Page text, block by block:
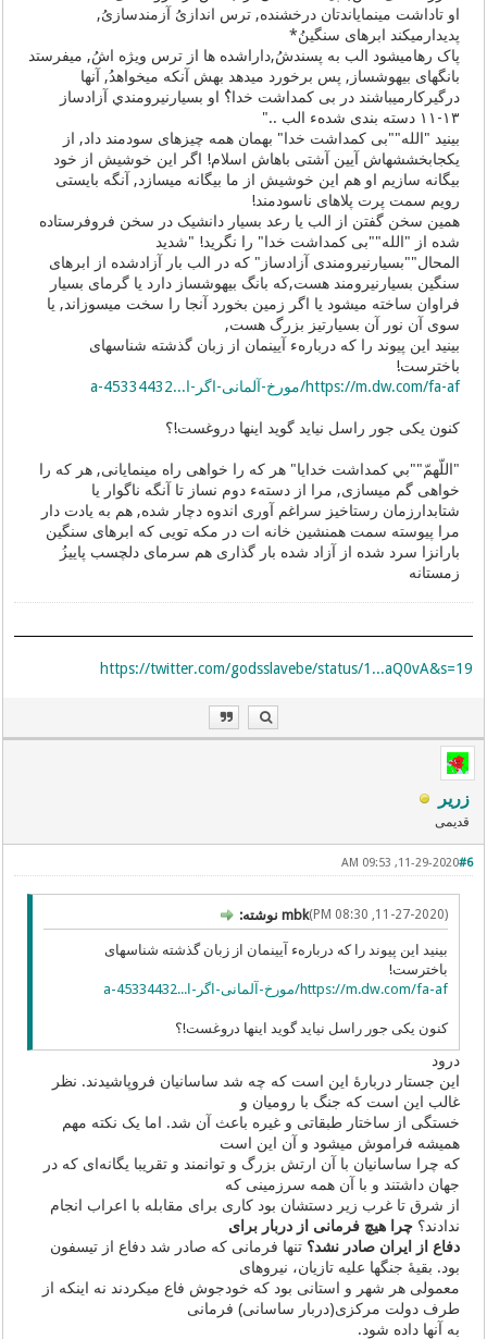
او تاداشت مینمایاندتان درخشنده, ترس اندازیُ آزمندسازیُ,
پدیدارمیکند ابرهای سنگینُ*
پاک رهامیشود الب به پسندشُ,داراشده ها از ترس ویژه اشُ, ميفرستد
بانگهای بیهوشساز, پس برخورد میدهد بهش آنکه میخواهدُ, آنها
درگیرکارمیباشند در بی کمداشت خدا؟ُ او بسيارنيرومندي آزادساز
۱۱-۱۳ دسته بندی شدهء الب .."
بینید "الله""بی کمداشت خدا" بهمان همه چیزهای سودمند داد, از
یکجابخششهاش آیین آشتی باهاش اسلام! اگر این خوشیش از خود
بیگانه سازیم او هم این خوشیش از ما بیگانه میسازد, آنگه بایستی
رویم سمت پرت پلاهای ناسودمند!
همین سخن گفتن از الب یا رعد بسیار دانشیک در سخن فروفرستاده
شده از "الله""بی کمداشت خدا" را نگرید! "شدید
المحال""بسیارنیرومندی آزادساز" که در الب بار آزادشده از ابرهای
سنگین بسیارنیرومند هست,که بانگ بیهوشساز دارد یا گرمای بسیار
فراوان ساخته میشود یا اگر زمین بخورد آنجا را سخت میسوزاند, یا
سوی آن نور آن بسیارتیز بزرگ هست,
بینید این پیوند را که دربارهء آیینمان از زبان گذشته شناسهای
باخترست!
https://m.dw.com/fa-af/مورخ-آلمانی-اگر-ا...a-45334432
کنون یکی جور راسل نیاید گوید اینها دروغست!؟
"اللّهمّ""بي کمداشت خدایا" هر که را خواهی راه مینمایانی, هر که را
خواهی گم میسازی, مرا از دستهء دوم نساز تا آنگه ناگوار یا
شتابدارزمان رستاخیز سراغم آوری اندوه دچار شده, هم به یادت دار
مرا پیوسته سمت همنشین خانه ات در مکه تویی که ابرهای سنگین
بارانزا سرد شده از آزاد شده بار گذاری هم سرمای دلچسب پاییزُ
زمستانه
https://twitter.com/godsslavebe/status/1...aQ0vA&s=19
زریر
قدیمی
#6
11-29-2020, 09:53 AM
(11-27-2020, 08:30 PM) mbk نوشته:
بینید این پیوند را که دربارهء آیینمان از زبان گذشته شناسهای
باخترست!
https://m.dw.com/fa-af/مورخ-آلمانی-اگر-ا...a-45334432
کنون یکی جور راسل نیاید گوید اینها دروغست!؟
درود
این جستار دربارۀ این است که چه شد ساسانیان فروپاشیدند. نظر
غالب این است که جنگ با رومیان و
خستگی از ساختار طبقاتی و غیره باعث آن شد. اما یک نکته مهم
همیشه فراموش میشود و آن این است
که چرا ساسانیان با آن ارتش بزرگ و توانمند و تقریبا یگانه‌ای که در
جهان داشتند و با آن همه سرزمینی که
از شرق تا غرب زیر دستشان بود کاری برای مقابله با اعراب انجام
ندادند؟چرا هیچ فرمانی از دربار برای
دفاع از ایران صادر نشد؟ تنها فرمانی که صادر شد دفاع از تیسفون
بود. بقیۀ جنگها علیه تازیان، نیروهای
معمولی هر شهر و استانی بود که خودجوش فاع میکردند نه اینکه از
طرف دولت مرکزی(دربار ساسانی) فرمانی
به آنها داده شود.